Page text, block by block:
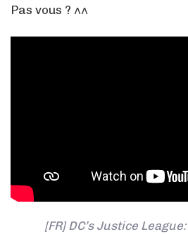
Pas vous ? ^^
[FR] DC’s Justice